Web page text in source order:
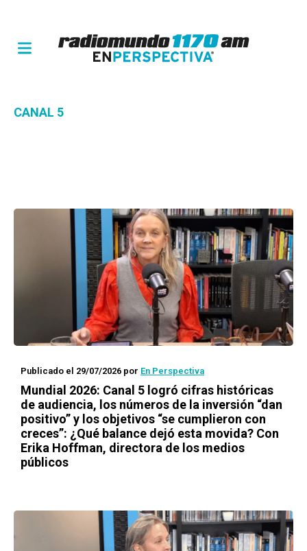
CANAL 5
Publicado el 29/07/2026 por En Perspectiva
Mundial 2026: Canal 5 logró cifras históricas
de audiencia, los números de la inversión “dan
positivo” y los objetivos “se cumplieron con
creces”: ¿Qué balance dejó esta movida? Con
Erika Hoffman, directora de los medios
públicos